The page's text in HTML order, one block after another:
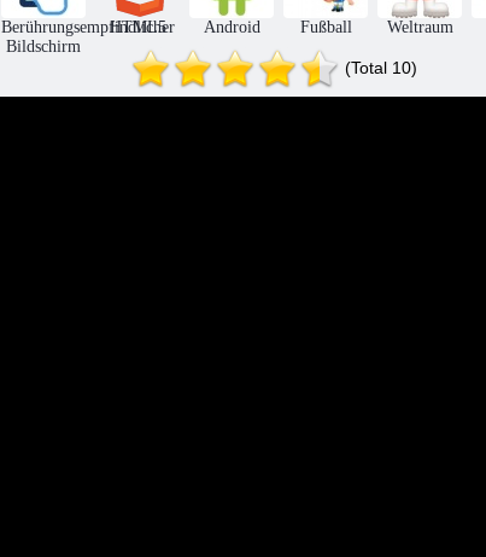
Ziegelbrand Leerenschuss Korallenoid
Berührungsempfindlicher
Bildschirm
HTML5 Android Fußball Weltraum
(Total 10)